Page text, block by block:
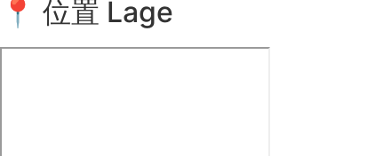
📍 位置 Lage